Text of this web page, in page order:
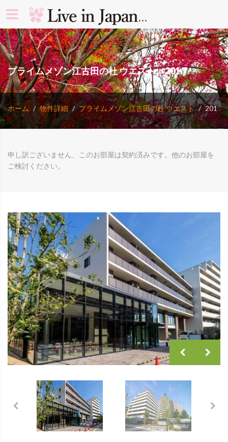
プライムメゾン江古田の杜 ウエスト 201
ホーム 物件詳細 プライムメゾン江古田の杜 ウエスト 201
申し訳ございません、このお部屋は契約済みです。他のお部屋を
ご検討ください。